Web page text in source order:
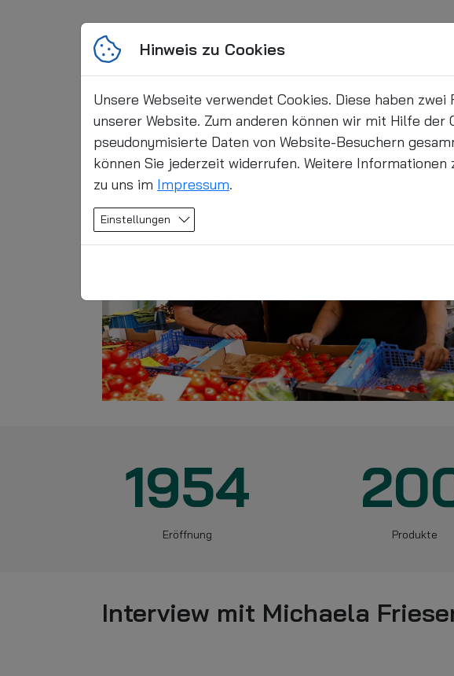
1954
Eröffnung Produkte
Interview mit Michaela
Hinweis zu Cookies
Unsere Webseite verwendet Cookies. Diese haben
unserer Website. Zum anderen können wir mit Hilfe
pseudonymisierte Daten von Website-Besuchern
können Sie jederzeit widerrufen. Weitere
zu uns im Impressum.
Einstellungen